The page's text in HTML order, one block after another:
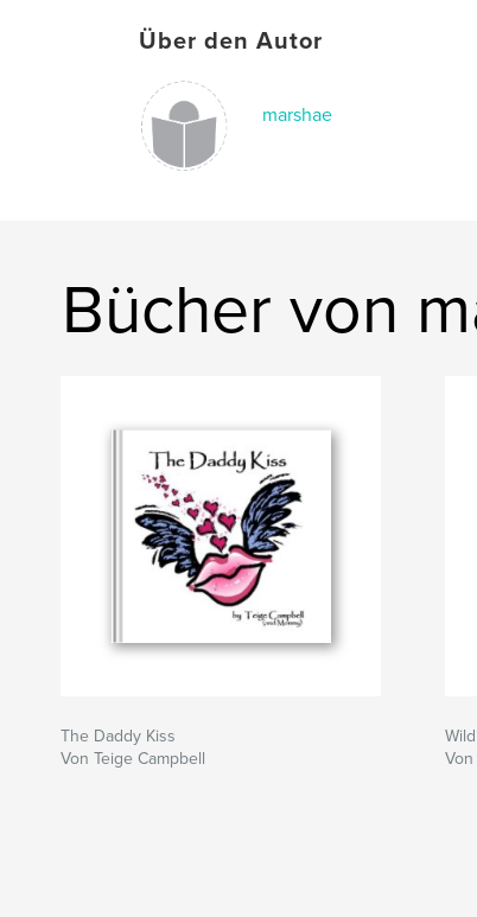
Über den Autor
marshae
Bücher von
The Daddy Kiss
Von Teige Campbell